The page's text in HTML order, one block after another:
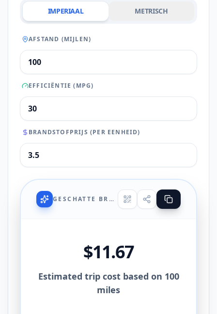
IMPERIAAL METRISCH
AFSTAND (MIJLEN)
EFFICIËNTIE (MPG)
BRANDSTOFPRIJS (PER EENHEID)
GESCHATTE BRANDSTOFKOSTEN
$11.67
Estimated trip cost based on 100
miles